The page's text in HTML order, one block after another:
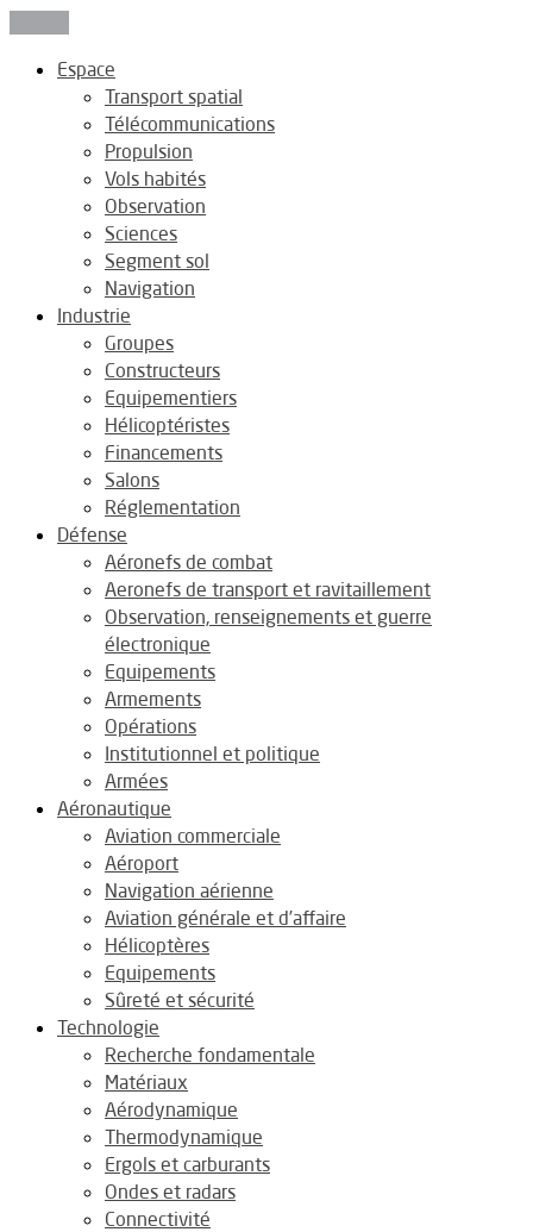
Espace
Transport spatial
Télécommunications
Propulsion
Vols habités
Observation
Sciences
Segment sol
Navigation
Industrie
Groupes
Constructeurs
Equipementiers
Hélicoptéristes
Financements
Salons
Réglementation
Défense
Aéronefs de combat
Aeronefs de transport et ravitaillement
Observation, renseignements et guerre
électronique
Equipements
Armements
Opérations
Institutionnel et politique
Armées
Aéronautique
Aviation commerciale
Aéroport
Navigation aérienne
Aviation générale et d’affaire
Hélicoptères
Equipements
Sûreté et sécurité
Technologie
Recherche fondamentale
Matériaux
Aérodynamique
Thermodynamique
Ergols et carburants
Ondes et radars
Connectivité